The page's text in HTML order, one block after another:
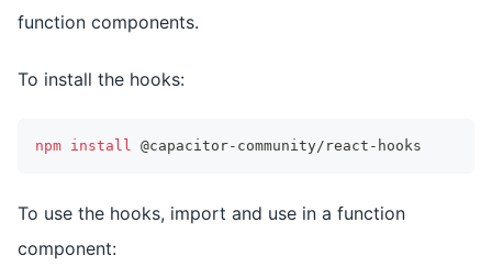
function components.
To install the hooks:
npm install @capacitor-community/react-hooks
To use the hooks, import and use in a function
component: